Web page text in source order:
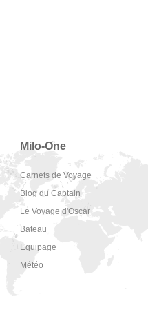
Milo-One
Carnets de Voyage
Blog du Captain
Le Voyage d'Oscar
Bateau
Equipage
Météo